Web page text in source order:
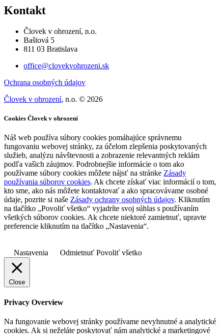
Kontakt
Človek v ohrození, n.o.
Baštová 5
811 03 Bratislava
office@clovekvohrozeni.sk
Ochrana osobných údajov
Človek v ohrození, n.o. © 2026
Cookies Človek v ohrození
Náš web používa súbory cookies pomáhajúce správnemu
fungovaniu webovej stránky, za účelom zlepšenia poskytovaných
služieb, analýzu návštevnosti a zobrazenie relevantných reklám
podľa vašich záujmov. Podrobnejšie informácie o tom ako
používame súbory cookies môžete nájsť na stránke Zásady
používania súborov cookies. Ak chcete získať viac informácií o tom,
kto sme, ako nás môžete kontaktovať a ako spracovávame osobné
údaje, pozrite si naše Zásady ochrany osobných údajov. Kliknutím
na tlačítko „Povoliť všetko“ vyjadríte svoj súhlas s používaním
všetkých súborov cookies. Ak chcete niektoré zamietnuť, upravte
preferencie kliknutím na tlačítko „Nastavenia“.
Nastavenia Odmietnuť Povoliť všetko
Close
Privacy Overview
Na fungovanie webovej stránky používame nevyhnutné a analytické
cookies. Ak si neželáte poskytovať nám analytické a marketingové